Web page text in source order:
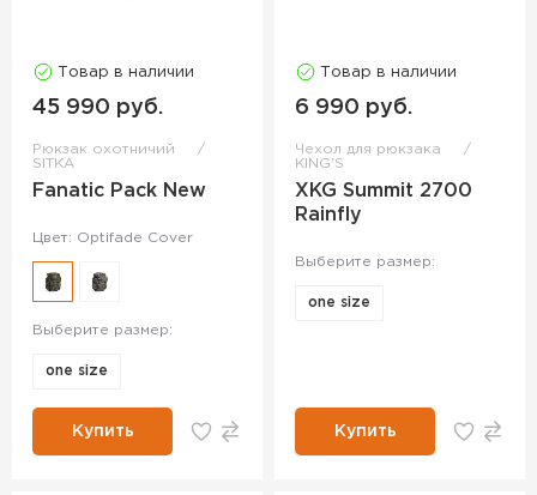
Товар в наличии
45 990 руб.
Рюкзак охотничий
SITKA
Fanatic Pack New
Цвет: Optifade Cover
Выберите размер:
one size
Купить
Товар в наличии
6 990 руб.
Чехол для рюкзака
KING'S
XKG Summit 2700
Rainfly
Выберите размер:
one size
Купить